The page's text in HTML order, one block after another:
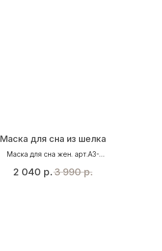
Маска для сна из шелка
Маска для сна жен. арт.A3-
2 040 р.3 990 р.